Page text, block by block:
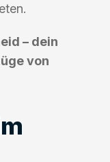
– dein
von